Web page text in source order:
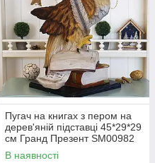
Пугач на книгах з пером на
дерев'яній підставці 45*29*29
см Гранд Презент SM00982
В наявності